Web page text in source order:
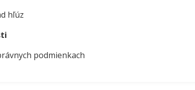
hľúz
podmienkach